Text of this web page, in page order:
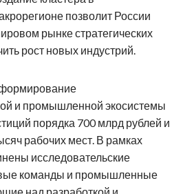
позволит России
рынке стратегических
рост новых индустрий.
и промышленной экосистемы
порядка 700 млрд рублей и
рабочих мест. В рамках
исследовательские
команды и промышленные